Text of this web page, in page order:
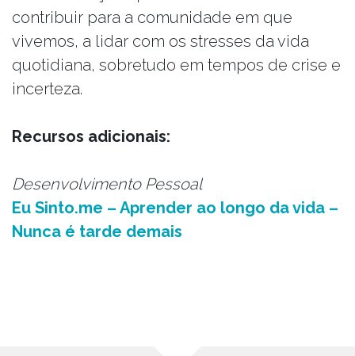
contribuir para a comunidade em que
vivemos, a lidar com os stresses da vida
quotidiana, sobretudo em tempos de crise e
incerteza.
Recursos adicionais:
Desenvolvimento Pessoal
Eu Sinto.me – Aprender ao longo da vida –
Nunca é tarde demais